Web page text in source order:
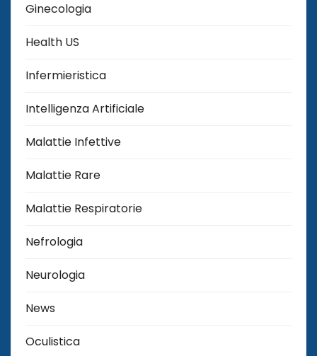
Ginecologia
Health US
Infermieristica
Intelligenza Artificiale
Malattie Infettive
Malattie Rare
Malattie Respiratorie
Nefrologia
Neurologia
News
Oculistica